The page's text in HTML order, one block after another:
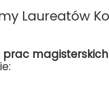
Laureatów
prac magisterskich